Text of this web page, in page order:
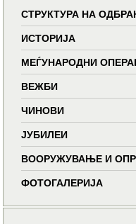
СТРУКТУРА НА
ИСТОРИЈА
МЕЃУНАРОДНИ
ВЕЖБИ
ЧИНОВИ
ЈУБИЛЕИ
ВООРУЖУВАЊЕ И
ФОТОГАЛЕРИЈА